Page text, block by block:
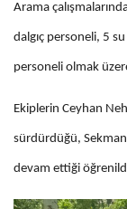
Arama
dalgıç personeli, 5
personeli olmak
Ekiplerin Ceyhan
sürdürdüğü, Sekman
devam ettiği